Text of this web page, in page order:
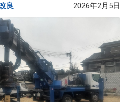
良​ 2026年2月5日